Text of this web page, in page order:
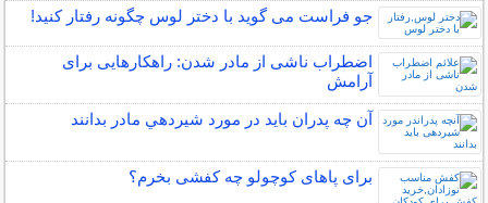
جو فراست می گوید با دختر لوس چگونه رفتار کنید!
اضطراب ناشی از مادر شدن: راهکارهایی برای
آرامش
آن چه پدران بايد در مورد شيردهي مادر بدانند
برای پاهای کوچولو چه کفشی بخرم؟